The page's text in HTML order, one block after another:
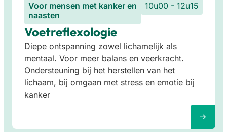
Voor mensen met kanker en
naasten
10u00 - 12u15
Voetreflexologie
Diepe ontspanning zowel lichamelijk als
mentaal. Voor meer balans en veerkracht.
Ondersteuning bij het herstellen van het
lichaam, bij omgaan met stress en emotie bij
kanker